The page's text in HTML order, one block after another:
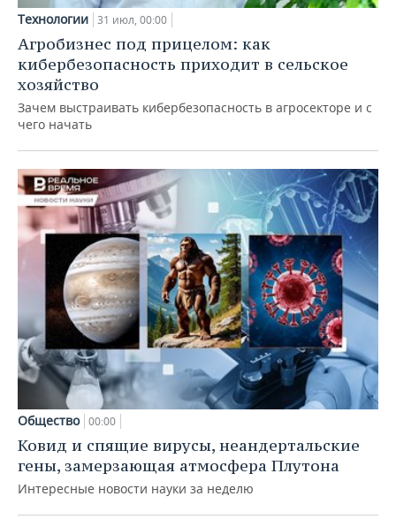
Технологии 31 июл, 00:00
Агробизнес под прицелом: как
кибербезопасность приходит в сельское
хозяйство
Зачем выстраивать кибербезопасность в агросекторе и с
чего начать
Общество 00:00
Ковид и спящие вирусы, неандертальские
гены, замерзающая атмосфера Плутона
Интересные новости науки за неделю